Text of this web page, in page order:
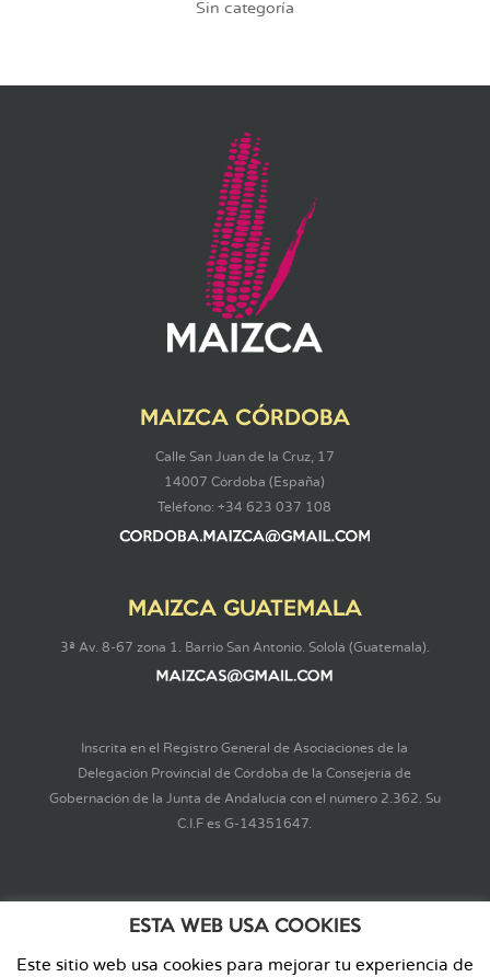
Sin categoría
MAIZCA CÓRDOBA
Calle San Juan de la Cruz, 17
14007 Córdoba (España)
Teléfono: +34 623 037 108
MAIZCA GUATEMALA
3ª Av. 8-67 zona 1. Barrio San Antonio. Sololá (Guatemala).
Inscrita en el Registro General de Asociaciones de la
Delegación Provincial de Córdoba de la Consejería de
Gobernación de la Junta de Andalucía con el número 2.362. Su
C.I.F es G-14351647.
ESTA WEB USA COOKIES
Este sitio web usa cookies para mejorar tu experiencia de